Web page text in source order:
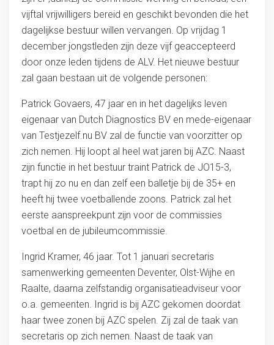
vijftal vrijwilligers bereid en geschikt bevonden die het
dagelijkse bestuur willen vervangen. Op vrijdag 1
december jongstleden zijn deze vijf geaccepteerd
door onze leden tijdens de ALV. Het nieuwe bestuur
zal gaan bestaan uit de volgende personen:
Patrick Govaers, 47 jaar en in het dagelijks leven
eigenaar van Dutch Diagnostics BV en mede-eigenaar
van Testjezelf.nu BV zal de functie van voorzitter op
zich nemen. Hij loopt al heel wat jaren bij AZC. Naast
zijn functie in het bestuur traint Patrick de JO15-3,
trapt hij zo nu en dan zelf een balletje bij de 35+ en
heeft hij twee voetballende zoons. Patrick zal het
eerste aanspreekpunt zijn voor de commissies
voetbal en de jubileumcommissie.
Ingrid Kramer, 46 jaar. Tot 1 januari secretaris
samenwerking gemeenten Deventer, Olst-Wijhe en
Raalte, daarna zelfstandig organisatieadviseur voor
o.a. gemeenten. Ingrid is bij AZC gekomen doordat
haar twee zonen bij AZC spelen. Zij zal de taak van
secretaris op zich nemen. Naast de taak van